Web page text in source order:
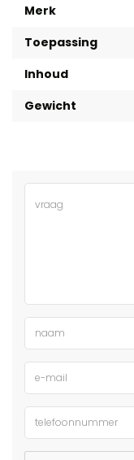
Merk
Toepassing
Inhoud
Gewicht